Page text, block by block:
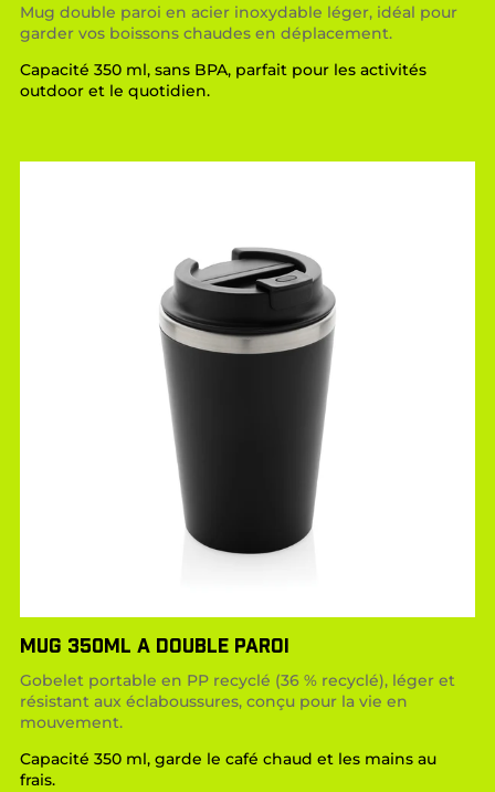
Mug double paroi en acier inoxydable léger, idéal pour
garder vos boissons chaudes en déplacement.
Capacité 350 ml, sans BPA, parfait pour les activités
outdoor et le quotidien.
MUG 350ML A DOUBLE PAROI
Gobelet portable en PP recyclé (36 % recyclé), léger et
résistant aux éclaboussures, conçu pour la vie en
mouvement.
Capacité 350 ml, garde le café chaud et les mains au
frais.